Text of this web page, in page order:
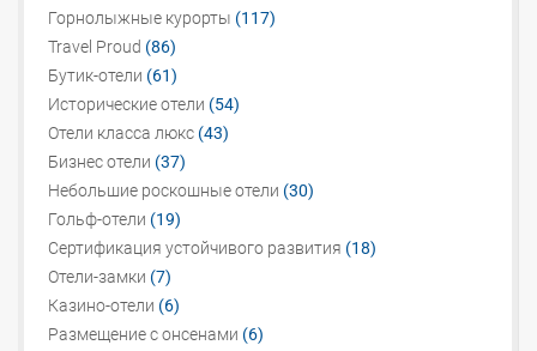
Горнолыжные курорты (117)
Travel Proud (86)
Бутик-отели (61)
Исторические отели (54)
Отели класса люкс (43)
Бизнес отели (37)
Небольшие роскошные отели (30)
Гольф-отели (19)
Сертификация устойчивого развития (18)
Отели-замки (7)
Казино-отели (6)
Размещение с онсенами (6)